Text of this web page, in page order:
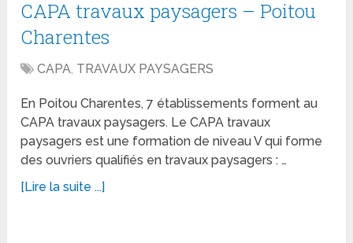
CAPA travaux paysagers – Poitou
Charentes
CAPA, TRAVAUX PAYSAGERS
En Poitou Charentes, 7 établissements forment au
CAPA travaux paysagers. Le CAPA travaux
paysagers est une formation de niveau V qui forme
des ouvriers qualifiés en travaux paysagers : …
[Lire la suite ...]